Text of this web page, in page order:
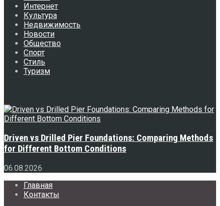
Интернет
Культура
Недвижимость
Новости
Общество
Спорт
Стиль
Туризм
Driven vs Drilled Pier Foundations: Comparing Methods
for Different Bottom Conditions
06.08.2026
Главная
Контакты